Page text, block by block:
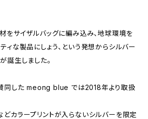
をサイザルバッグに編み込み、地球環境を
ィな製品にしょう、という発想からシルバー
誕生しました。
賛同した meong blue では2018年より取扱
カラープリントが入らないシルバーを限定